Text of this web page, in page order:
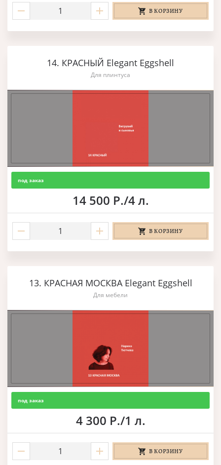
В КОРЗИНУ
14. КРАСНЫЙ Elegant Eggshell
Для плинтуса
под заказ
14 500 Р./4 л.
В КОРЗИНУ
13. КРАСНАЯ МОСКВА Elegant Eggshell
Для мебели
под заказ
4 300 Р./1 л.
В КОРЗИНУ